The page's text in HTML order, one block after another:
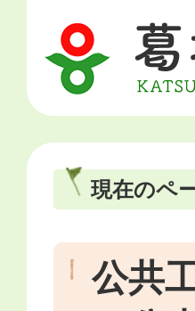
現在のペ
公共